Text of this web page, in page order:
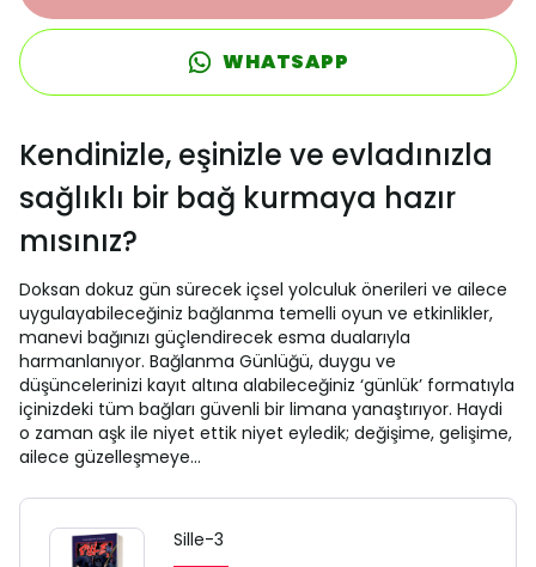
WHATSAPP
Kendinizle, eşinizle ve evladınızla
sağlıklı bir bağ kurmaya hazır
mısınız?
Doksan dokuz gün sürecek içsel yolculuk önerileri ve ailece
uygulayabileceğiniz bağlanma temelli oyun ve etkinlikler,
manevi bağınızı güçlendirecek esma dualarıyla
harmanlanıyor. Bağlanma Günlüğü, duygu ve
düşüncelerinizi kayıt altına alabileceğiniz ‘günlük’ formatıyla
içinizdeki tüm bağları güvenli bir limana yanaştırıyor. Haydi
o zaman aşk ile niyet ettik niyet eyledik; değişime, gelişime,
ailece güzelleşmeye…
Sille-3